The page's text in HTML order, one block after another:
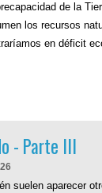
de la
los recursos
en déficit
- Parte III
suelen aparecer